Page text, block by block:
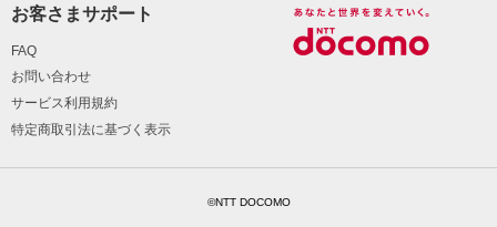
お客さまサポート
FAQ
お問い合わせ
サービス利用規約
特定商取引法に基づく表示
©NTT DOCOMO